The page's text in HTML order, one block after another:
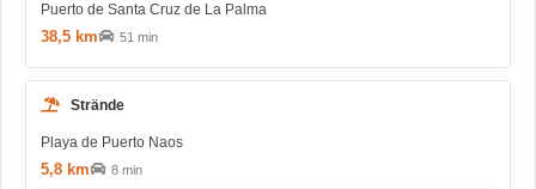
Puerto de Santa Cruz de La Palma
38,5 km 51 min
Strände
Playa de Puerto Naos
5,8 km 8 min